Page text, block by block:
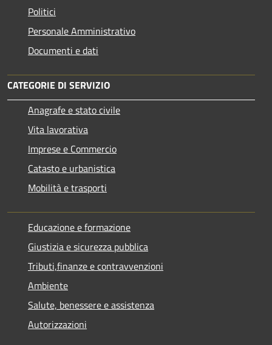
Politici
Personale Amministrativo
Documenti e dati
CATEGORIE DI SERVIZIO
Anagrafe e stato civile
Vita lavorativa
Imprese e Commercio
Catasto e urbanistica
Mobilità e trasporti
Educazione e formazione
Giustizia e sicurezza pubblica
Tributi,finanze e contravvenzioni
Ambiente
Salute, benessere e assistenza
Autorizzazioni